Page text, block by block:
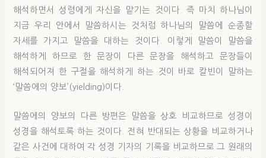
해석하면서 성령에게 자신을 맡기는 것이다. 즉 마치 하나님이
지금 우리 안에서 말씀하시는 것처럼 하나님의 말씀에 순종할
자세를 가지고 말씀을 대하는 것이다. 이렇게 말씀이 말씀을
해석하게 하므로 한 문장이 다른 문장을 해석하고 문장들이
해석되어져 한 구절을 해석하게 하는 것이 바로 칼빈이 말하는
‘말씀에의 양보’(yielding)이다.
말씀에의 양보의 다른 방편은 말씀을 상호 비교하므로 성경이
성경을 해석토록 하는 것이다. 전혀 반대되는 상황을 비교하거나
같은 사건에 대하여 각 성경 기자의 기록을 비교하므로 그 원래의